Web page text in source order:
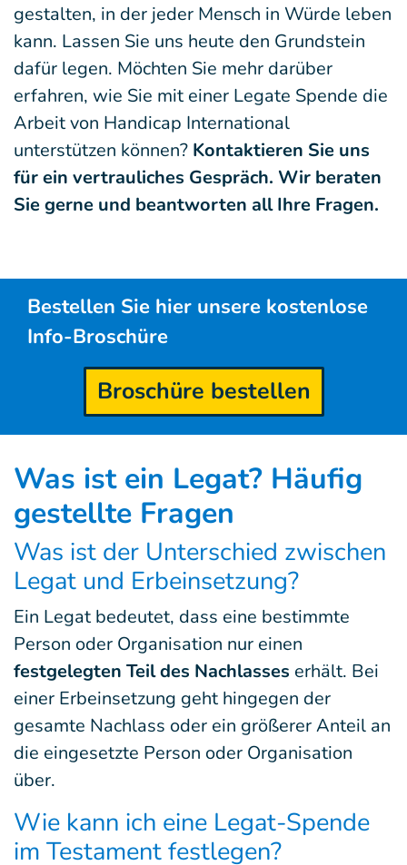
gestalten, in der jeder Mensch in Würde leben
kann. Lassen Sie uns heute den Grundstein
dafür legen. Möchten Sie mehr darüber
erfahren, wie Sie mit einer Legate Spende die
Arbeit von Handicap International
unterstützen können? Kontaktieren Sie uns
für ein vertrauliches Gespräch. Wir beraten
Sie gerne und beantworten all Ihre Fragen.
Bestellen Sie hier unsere kostenlose
Info-Broschüre
Broschüre bestellen
Was ist ein Legat? Häufig
gestellte Fragen
Was ist der Unterschied zwischen
Legat und Erbeinsetzung?
Ein Legat bedeutet, dass eine bestimmte
Person oder Organisation nur einen
festgelegten Teil des Nachlasses erhält. Bei
einer Erbeinsetzung geht hingegen der
gesamte Nachlass oder ein größerer Anteil an
die eingesetzte Person oder Organisation
über.
Wie kann ich eine Legat-Spende
im Testament festlegen?